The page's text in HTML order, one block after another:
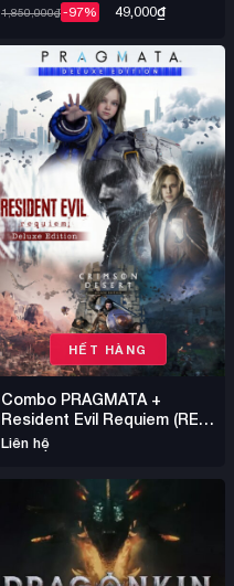
1,850,000₫-97% 49,000₫
HẾT HÀNG
Combo PRAGMATA +
Resident Evil Requiem (RE9)
+ Crimson Desert – Steam
Liên hệ